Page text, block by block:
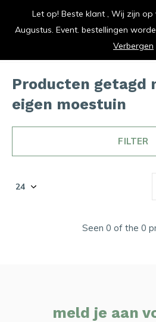
vrolijk je
Producten getagd
eigen moestuin
FILTER
Seen 0 of the 0
meld je aan
Let op! Beste klant , Wij zijn
Augustus. Event. bestellingen
Verbergen